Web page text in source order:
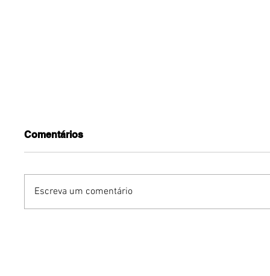
Comentários
Escreva um comentário